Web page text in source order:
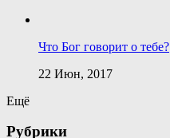
Что Бог говорит о тебе?
22 Июн, 2017
Ещё
Рубрики